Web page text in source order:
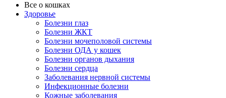
Все о кошках
Здоровье
Болезни глаз
Болезни ЖКТ
Болезни мочеполовой системы
Болезни ОДА у кошек
Болезни органов дыхания
Болезни сердца
Заболевания нервной системы
Инфекционные болезни
Кожные заболевания